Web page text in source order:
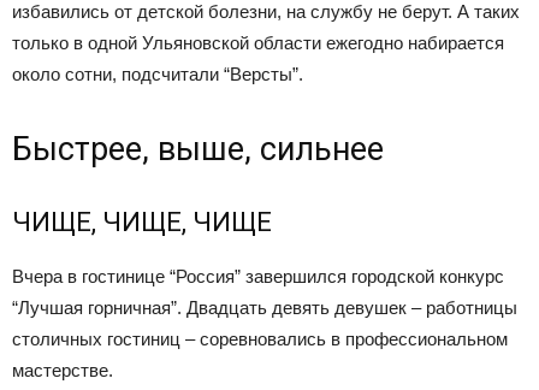
избавились от детской болезни, на службу не берут. А таких
только в одной Ульяновской области ежегодно набирается
около сотни, подсчитали “Версты”.
Быстрее, выше, сильнее
ЧИЩЕ, ЧИЩЕ, ЧИЩЕ
Вчера в гостинице “Россия” завершился городской конкурс
“Лучшая горничная”. Двадцать девять девушек – работницы
столичных гостиниц – соревновались в профессиональном
мастерстве.